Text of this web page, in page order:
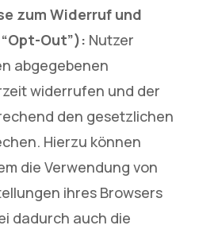
zum Widerruf und
Out”): Nutzer
abgegebenen
widerrufen und der
den gesetzlichen
Hierzu können
die Verwendung von
ihres Browsers
dadurch auch die